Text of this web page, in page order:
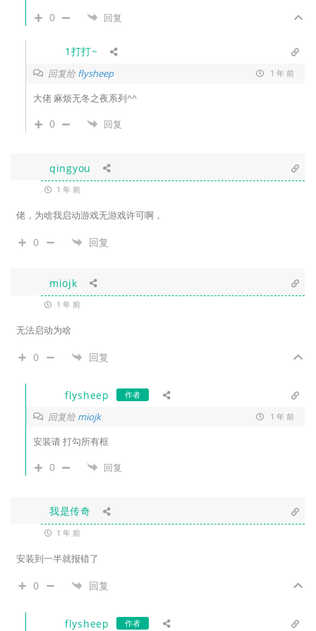
0 回复
1打打~
回复给flysheep 1 年 前
大佬 麻烦无冬之夜系列^^
0 回复
qingyou
1 年 前
佬，为啥我启动游戏无游戏许可啊，
0 回复
miojk
1 年 前
无法启动为啥
0 回复
flysheep 作者
回复给miojk 1 年 前
安装请 打勾所有框
0 回复
我是传奇
1 年 前
安装到一半就报错了
0 回复
flysheep 作者